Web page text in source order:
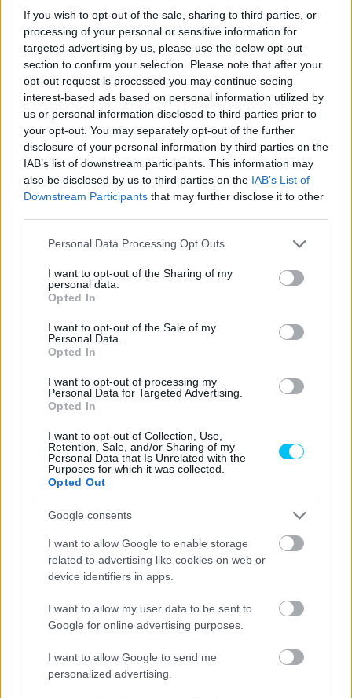
If you wish to opt-out of the sale, sharing to third parties, or
processing of your personal or sensitive information for
targeted advertising by us, please use the below opt-out
section to confirm your selection. Please note that after your
opt-out request is processed you may continue seeing
interest-based ads based on personal information utilized by
us or personal information disclosed to third parties prior to
your opt-out. You may separately opt-out of the further
disclosure of your personal information by third parties on the
IAB’s list of downstream participants. This information may
also be disclosed by us to third parties on the IAB’s List of
Downstream Participants that may further disclose it to other
Please note that this website/app uses one or more Google
not limited to your visit or usage behaviour. You may click to
grant or deny consent to Google and its third-party tags to
use your data for below specified purposes in below Google
consent section.
Personal Data Processing Opt Outs
I want to opt-out of the Sharing of my
personal data.
Opted In
I want to opt-out of the Sale of my
Personal Data.
Opted In
I want to opt-out of processing my
Personal Data for Targeted Advertising.
Opted In
I want to opt-out of Collection, Use,
Retention, Sale, and/or Sharing of my
Personal Data that Is Unrelated with the
Purposes for which it was collected.
Opted Out
Google consents
I want to allow Google to enable storage
related to advertising like cookies on web or
device identifiers in apps.
I want to allow my user data to be sent to
Google for online advertising purposes.
I want to allow Google to send me
personalized advertising.
Pestality Máté - 2024. 11. 30.
Moto2
Martín nem követi Bagnaia példáját? –
megjelent a MotoGP előzetes 2025-ös
nevezési listája
Majdnem elhányta magát a Ducati újonca,
annyira ideges volt a teszt előtt
Sebők Máté - 2024. 11. 20.
Martín bukott az Apriliával, Bastianini